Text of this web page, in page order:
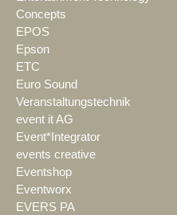
Concepts
EPOS
Epson
ETC
Euro Sound
Veranstaltungstechnik
event it AG
Event*Integrator
events creative
Eventshop
Eventworx
EVERS PA